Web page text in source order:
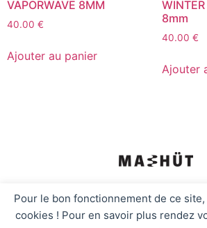
Pour le bon fonctionnement de ce
cookies ! Pour en savoir plus rendez
VAPORWAVE 8MM
40.00 €
Ajouter au panier
8mm
40.00 €
Ajouter
ACCUEIL SHOP
GALERIE
À PROPOS